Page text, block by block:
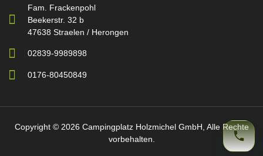
Fam. Frackenpohl
Beekerstr. 32 b
47638 Straelen / Herongen
02839-9989898
0176-80450849
Copyright © 2026 Campingplatz Holzmichel GmbH, Alle Rechte
vorbehalten.